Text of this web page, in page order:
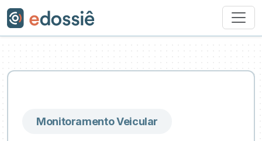
Monitoramento Veicular